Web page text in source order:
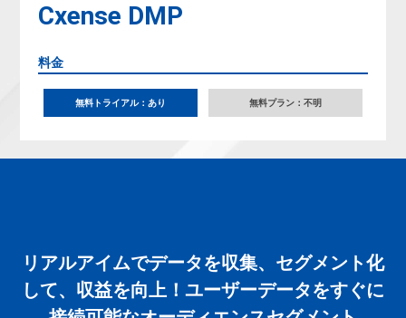
Cxense DMP
料金
無料トライアル：あり 無料プラン：不明
リアルアイムでデータを収集、セグメント化
して、収益を向上！ユーザーデータをすぐに